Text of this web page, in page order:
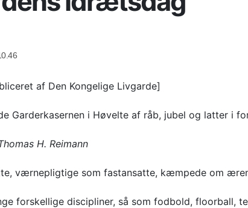
af Den Kongelige Livgarde]
Garderkasernen i Høvelte af råb, jubel og latter i
H. Reimann
værnepligtige som fastansatte, kæmpede om
forskellige discipliner, så som fodbold, floorball,